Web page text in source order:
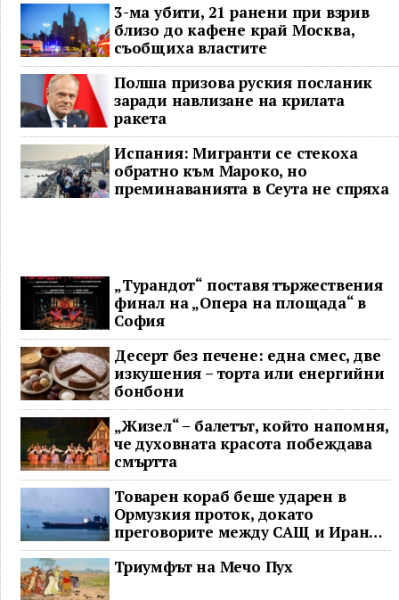
3-ма убити, 21 ранени при взрив
близо до кафене край Москва,
съобщиха властите
Полша призова руския посланик
заради навлизане на крилата
ракета
Испания: Мигранти се стекоха
обратно към Мароко, но
преминаванията в Сеута не спряха
„Турандот“ поставя тържествения
финал на „Опера на площада“ в
София
Десерт без печене: една смес, две
изкушения – торта или енергийни
бонбони
„Жизел“ – балетът, който напомня,
че духовната красота побеждава
смъртта
Товарен кораб беше ударен в
Ормузкия проток, докато
преговорите между САЩ и Иран
останаха в безизходица
Триумфът на Мечо Пух